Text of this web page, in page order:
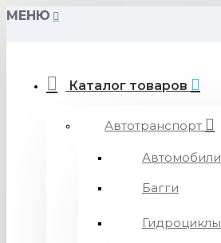
МЕНЮ
Каталог товаров
Автотранспорт
Автомобили
Багги
Гидроциклы